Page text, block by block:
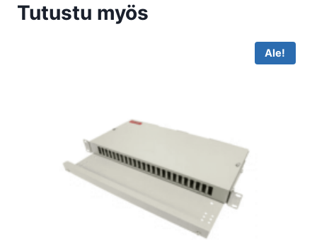
Tutustu myös
Ale!